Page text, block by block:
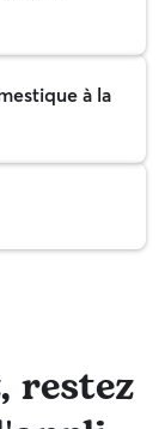
à la
restez